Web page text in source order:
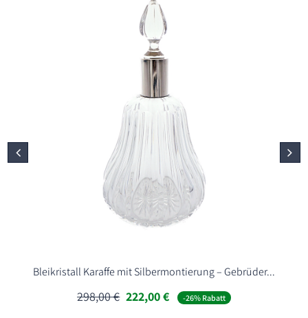
Bleikristall Karaffe mit Silbermontierung – Gebrüder...
298,00€ Ursprünglicher
Preis
222,00€Aktueller
Preis
-26% Rabatt